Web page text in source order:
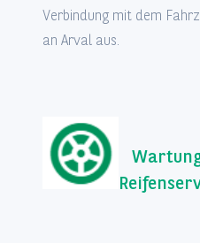
Verbindung mit dem
an Arval aus.